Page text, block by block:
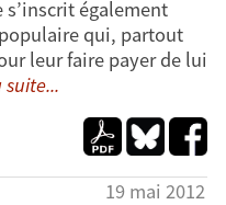
également
qui, partout
leur faire payer de lui
19 mai 2012